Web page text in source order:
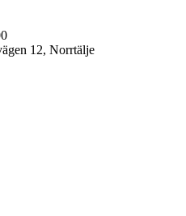
12, Norrtälje